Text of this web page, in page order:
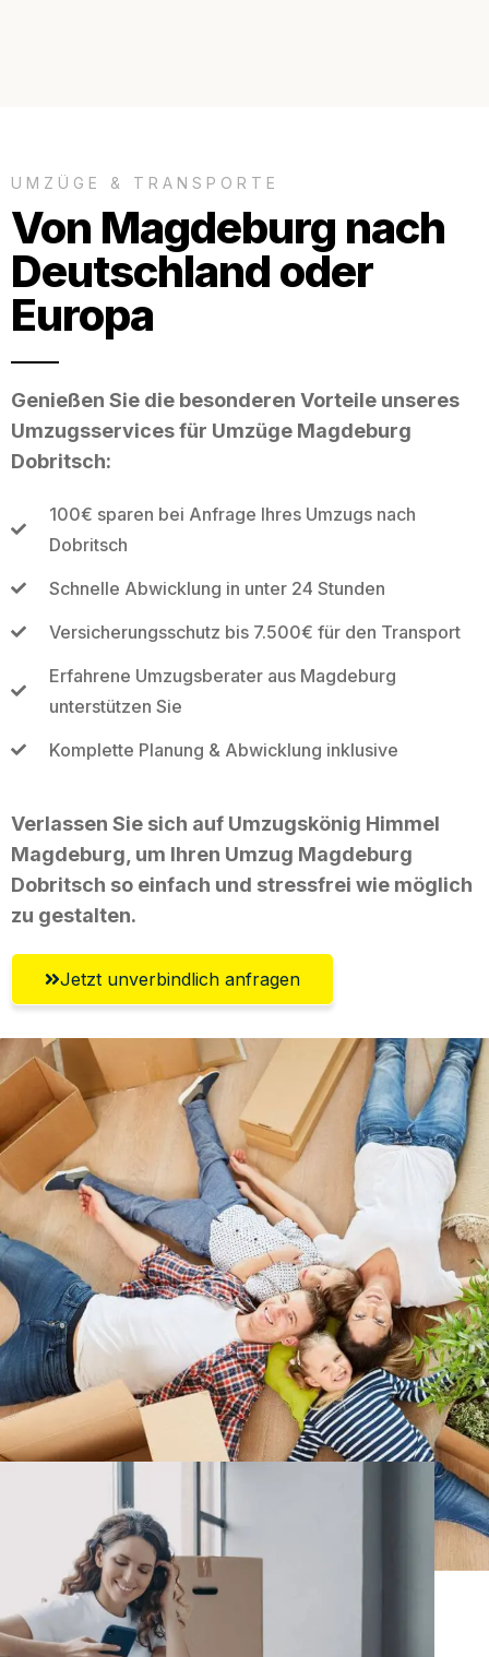
UMZÜGE & TRANSPORTE
Von Magdeburg nach
Deutschland oder
Europa
Genießen Sie die besonderen Vorteile unseres
Umzugsservices für Umzüge Magdeburg
Dobritsch:
100€ sparen bei Anfrage Ihres Umzugs nach
Dobritsch
Schnelle Abwicklung in unter 24 Stunden
Versicherungsschutz bis 7.500€ für den Transport
Erfahrene Umzugsberater aus Magdeburg
unterstützen Sie
Komplette Planung & Abwicklung inklusive
Verlassen Sie sich auf Umzugskönig Himmel
Magdeburg, um Ihren Umzug Magdeburg
Dobritsch so einfach und stressfrei wie möglich
zu gestalten.
Jetzt unverbindlich anfragen